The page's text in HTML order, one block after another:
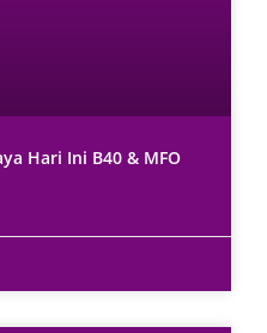
Hari Ini B40 & MFO